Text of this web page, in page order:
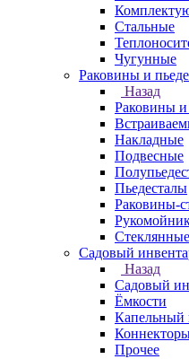
Стальные
Чугунные
Раковины и
Назад
Раковины и
Накладные
Подвесные
Пьедесталы
Раковины-
Стеклянные
Садовый
Назад
Садовый
Ёмкости
Капельный
Прочее